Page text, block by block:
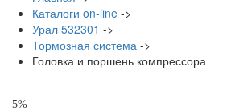
Каталоги on-line ->
Урал 532301 ->
Тормозная система ->
Головка и поршень компрессора
5%